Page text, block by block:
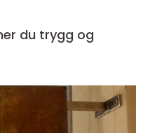
du trygg og